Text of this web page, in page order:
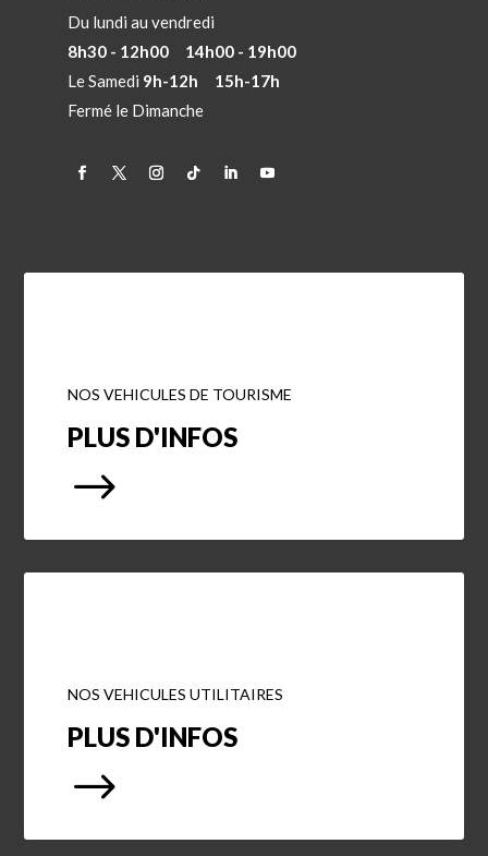
Du lundi au vendredi
8h30 - 12h00 14h00 - 19h00
Le Samedi 9h-12h 15h-17h
Fermé le Dimanche
NOS VEHICULES DE TOURISME
PLUS D'INFOS
$
NOS VEHICULES UTILITAIRES
PLUS D'INFOS
$